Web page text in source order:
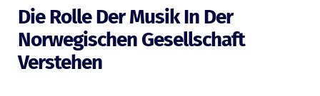
Die Rolle Der Musik In Der
Norwegischen Gesellschaft
Verstehen